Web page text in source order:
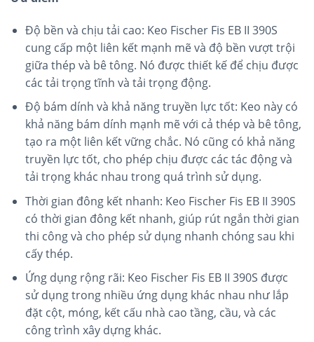
Độ bền và chịu tải cao: Keo Fischer Fis EB II 390S
cung cấp một liên kết mạnh mẽ và độ bền vượt trội
giữa thép và bê tông. Nó được thiết kế để chịu được
các tải trọng tĩnh và tải trọng động.
Độ bám dính và khả năng truyền lực tốt: Keo này có
khả năng bám dính mạnh mẽ với cả thép và bê tông,
tạo ra một liên kết vững chắc. Nó cũng có khả năng
truyền lực tốt, cho phép chịu được các tác động và
tải trọng khác nhau trong quá trình sử dụng.
Thời gian đông kết nhanh: Keo Fischer Fis EB II 390S
có thời gian đông kết nhanh, giúp rút ngắn thời gian
thi công và cho phép sử dụng nhanh chóng sau khi
cấy thép.
Ứng dụng rộng rãi: Keo Fischer Fis EB II 390S được
sử dụng trong nhiều ứng dụng khác nhau như lắp
đặt cột, móng, kết cấu nhà cao tầng, cầu, và các
công trình xây dựng khác.